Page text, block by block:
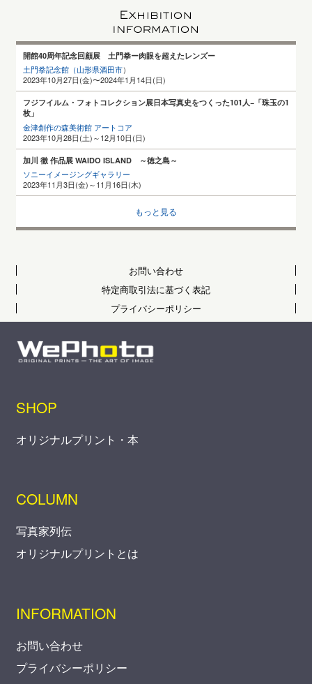
開館40周年記念回顧展 土門拳ー肉眼を超えたレンズー
土門拳記念館（山形県酒田市）
2023年10月27日(金)〜2024年1月14日(日)
フジフイルム・フォトコレクション展日本写真史をつくった101人−「珠玉の1
枚」
金津創作の森美術館 アートコア
2023年10月28日(土)～12月10日(日)
加川 徹 作品展 WAIDO ISLAND ～徳之島～
ソニーイメージングギャラリー
2023年11月3日(金)～11月16日(木)
もっと見る
お問い合わせ
特定商取引法に基づく表記
プライバシーポリシー
SHOP
オリジナルプリント・本
COLUMN
写真家列伝
オリジナルプリントとは
INFORMATION
お問い合わせ
プライバシーポリシー